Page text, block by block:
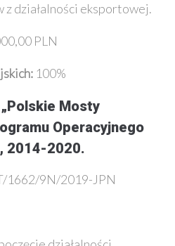
z działalności eksportowej.
PLN
100%
Mosty
Operacyjnego
2014-2020.
1662/9N/2019-JPN